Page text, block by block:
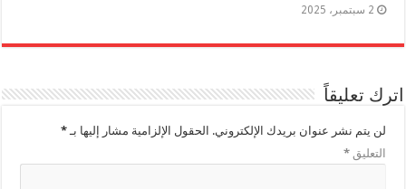
2 سبتمبر، 2025
اترك تعليقاً
لن يتم نشر عنوان بريدك الإلكتروني. الحقول الإلزامية مشار إليها بـ*
التعليق*